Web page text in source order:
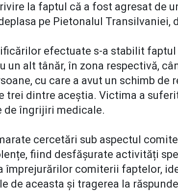
la faptul că a fost agresat de
pe Pietonalul Transilvaniei,
efectuate s-a stabilit faptul
un alt tânăr, în zona respectivă,
cu care a avut un schimb de
trei dintre aceștia. Victima a
de îngrijiri medicale.
cercetări sub aspectul
fiind desfășurate activități
împrejurărilor comiterii faptelor,
de aceasta și tragerea la